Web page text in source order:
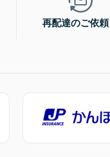
再配達のご依頼